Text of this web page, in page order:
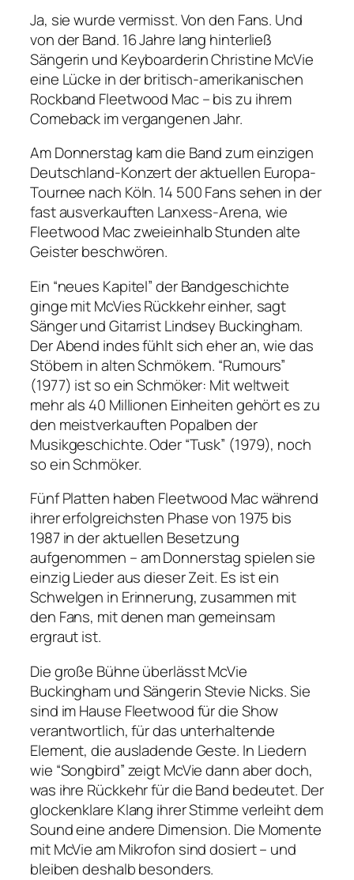
Ja, sie wurde vermisst. Von den Fans. Und
von der Band. 16 Jahre lang hinterließ
Sängerin und Keyboarderin Christine McVie
eine Lücke in der britisch-amerikanischen
Rockband Fleetwood Mac – bis zu ihrem
Comeback im vergangenen Jahr.
Am Donnerstag kam die Band zum einzigen
Deutschland-Konzert der aktuellen Europa-
Tournee nach Köln. 14 500 Fans sehen in der
fast ausverkauften Lanxess-Arena, wie
Fleetwood Mac zweieinhalb Stunden alte
Geister beschwören.
Ein “neues Kapitel” der Bandgeschichte
ginge mit McVies Rückkehr einher, sagt
Sänger und Gitarrist Lindsey Buckingham.
Der Abend indes fühlt sich eher an, wie das
Stöbern in alten Schmökern. “Rumours”
(1977) ist so ein Schmöker: Mit weltweit
mehr als 40 Millionen Einheiten gehört es zu
den meistverkauften Popalben der
Musikgeschichte. Oder “Tusk” (1979), noch
so ein Schmöker.
Fünf Platten haben Fleetwood Mac während
ihrer erfolgreichsten Phase von 1975 bis
1987 in der aktuellen Besetzung
aufgenommen – am Donnerstag spielen sie
einzig Lieder aus dieser Zeit. Es ist ein
Schwelgen in Erinnerung, zusammen mit
den Fans, mit denen man gemeinsam
ergraut ist.
Die große Bühne überlässt McVie
Buckingham und Sängerin Stevie Nicks. Sie
sind im Hause Fleetwood für die Show
verantwortlich, für das unterhaltende
Element, die ausladende Geste. In Liedern
wie “Songbird” zeigt McVie dann aber doch,
was ihre Rückkehr für die Band bedeutet. Der
glockenklare Klang ihrer Stimme verleiht dem
Sound eine andere Dimension. Die Momente
mit McVie am Mikrofon sind dosiert – und
bleiben deshalb besonders.